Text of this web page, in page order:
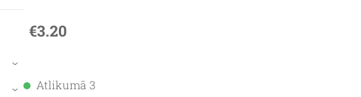
›
›
€3.20
Atlikumā 3